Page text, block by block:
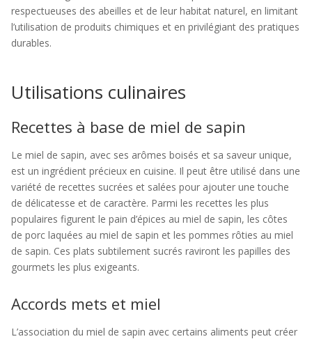
respectueuses des abeilles et de leur habitat naturel, en limitant
l’utilisation de produits chimiques et en privilégiant des pratiques
durables.
Utilisations culinaires
Recettes à base de miel de sapin
Le miel de sapin, avec ses arômes boisés et sa saveur unique,
est un ingrédient précieux en cuisine. Il peut être utilisé dans une
variété de recettes sucrées et salées pour ajouter une touche
de délicatesse et de caractère. Parmi les recettes les plus
populaires figurent le pain d’épices au miel de sapin, les côtes
de porc laquées au miel de sapin et les pommes rôties au miel
de sapin. Ces plats subtilement sucrés raviront les papilles des
gourmets les plus exigeants.
Accords mets et miel
L’association du miel de sapin avec certains aliments peut créer